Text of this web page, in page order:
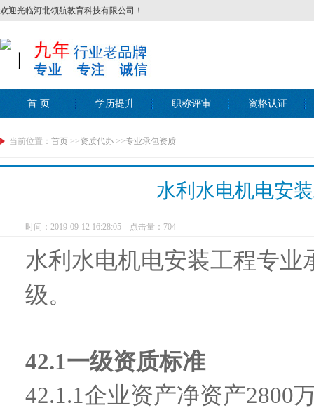
欢迎光临河北领航教育科技有限公司！
首 页 学历提升 职称评审 资格认证
当前位置： 首页 >>资质代办 >>专业承包资质
水利水电机电安
时间：2019-09-12 16:28:05 点击量： 704
水利水电机电安装工程专业
级。
42.1一级资质标准
42.1.1企业资产净资产2800